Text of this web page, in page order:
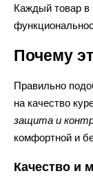
Каждый товар в
Почему
Правильно
на качество
защита и
комфортной и
Качество и